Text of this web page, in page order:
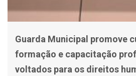
Guarda Municipal promove
formação e capacitação
voltados para os direitos